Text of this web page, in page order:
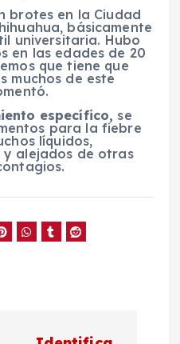
brotes en la Ciudad
básicamente
universitaria. Hubo
en las edades de 20
que tiene que
muchos de este
específico, se
para la fiebre
líquidos,
y alejados de otras